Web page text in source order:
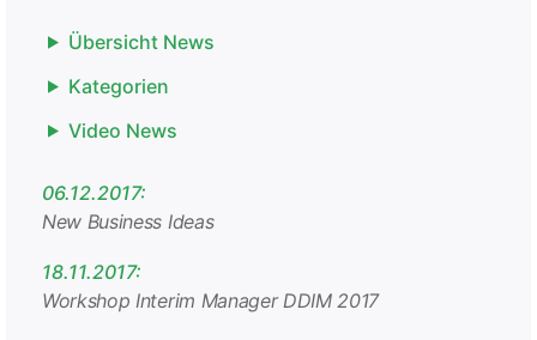
Übersicht News
Kategorien
Video News
06.12.2017:
New Business Ideas
18.11.2017:
Workshop Interim Manager DDIM 2017